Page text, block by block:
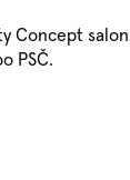
Concept
PSČ.